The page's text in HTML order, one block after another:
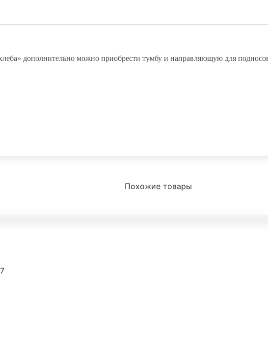
дополнительно можно приобрести тумбу и направляющую для
Похожие товары